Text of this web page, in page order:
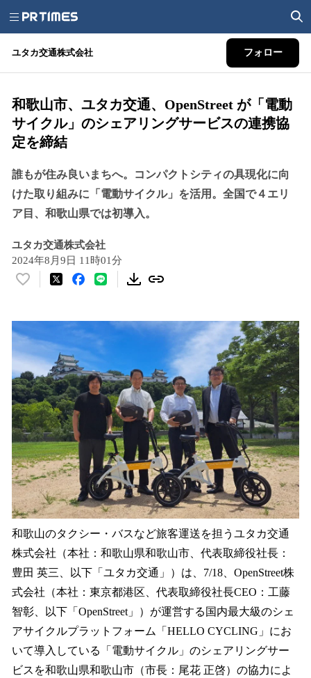
ユタカ交通株式会社 フォロー
和歌山市、ユタカ交通、OpenStreet が「電動
サイクル」のシェアリングサービスの連携協
定を締結
誰もが住み良いまちへ。コンパクトシティの具現化に向
けた取り組みに「電動サイクル」を活用。全国で４エリ
ア目、和歌山県では初導入。
ユタカ交通株式会社
2024年8月9日 11時01分
い
を
読
み
込
み
中
で
す
和歌山のタクシー・バスなど旅客運送を担うユタカ交通
株式会社（本社：和歌山県和歌山市、代表取締役社長：
豊田 英三、以下「ユタカ交通」）は、7/18、OpenStreet株
式会社（本社：東京都港区、代表取締役社長CEO：工藤
智彰、以下「OpenStreet」）が運営する国内最大級のシェ
アサイクルプラットフォーム「HELLO CYCLING」にお
いて導入している「電動サイクル」のシェアリングサー
ビスを和歌山県和歌山市（市長：尾花 正啓）の協力によ